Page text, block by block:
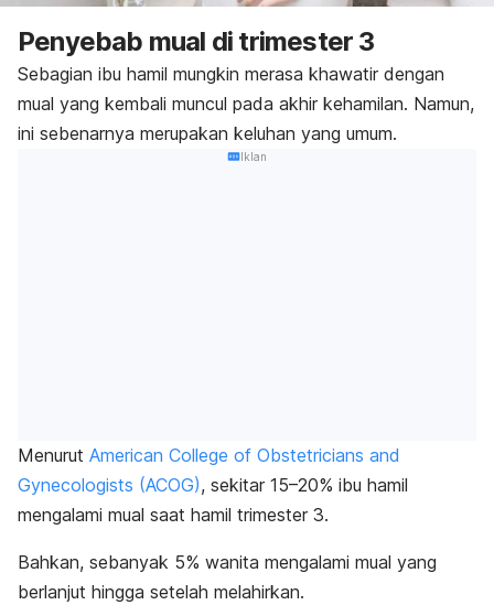
Penyebab mual di trimester 3
Sebagian ibu hamil mungkin merasa khawatir dengan
mual yang kembali muncul pada akhir kehamilan. Namun,
ini sebenarnya merupakan keluhan yang umum.
Iklan
Menurut American College of Obstetricians and
Gynecologists (ACOG), sekitar 15–20% ibu hamil
mengalami mual saat hamil trimester 3.
Bahkan, sebanyak 5% wanita mengalami mual yang
berlanjut hingga setelah melahirkan.